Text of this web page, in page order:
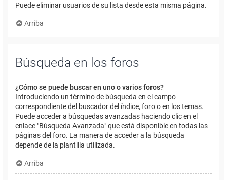
Puede eliminar usuarios de su lista desde esta misma página.
Arriba
Búsqueda en los foros
¿Cómo se puede buscar en uno o varios foros?
Introduciendo un término de búsqueda en el campo
correspondiente del buscador del índice, foro o en los temas.
Puede acceder a búsquedas avanzadas haciendo clic en el
enlace "Búsqueda Avanzada" que está disponible en todas las
páginas del foro. La manera de acceder a la búsqueda
depende de la plantilla utilizada.
Arriba